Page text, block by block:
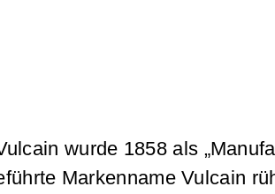
wurde 1858 als
Markenname Vulcain